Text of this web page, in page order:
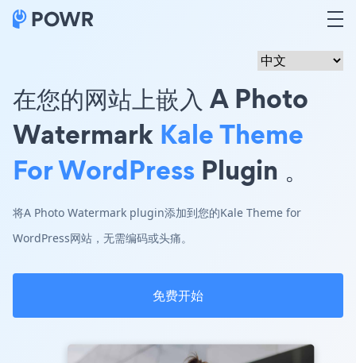
在您的网站上嵌入 A Photo
Watermark Kale Theme
For WordPress Plugin 。
将A Photo Watermark plugin添加到您的Kale Theme for
WordPress网站，无需编码或头痛。
免费开始